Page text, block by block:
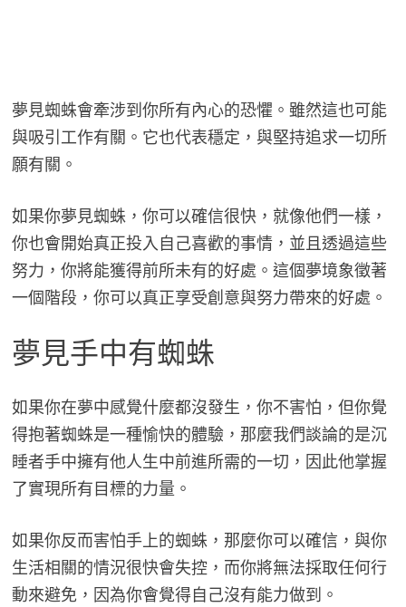
夢見蜘蛛會牽涉到你所有內心的恐懼。雖然這也可能
與吸引工作有關。它也代表穩定，與堅持追求一切所
願有關。
如果你夢見蜘蛛，你可以確信很快，就像他們一樣，
你也會開始真正投入自己喜歡的事情，並且透過這些
努力，你將能獲得前所未有的好處。這個夢境象徵著
一個階段，你可以真正享受創意與努力帶來的好處。
夢見手中有蜘蛛
如果你在夢中感覺什麼都沒發生，你不害怕，但你覺
得抱著蜘蛛是一種愉快的體驗，那麼我們談論的是沉
睡者手中擁有他人生中前進所需的一切，因此他掌握
了實現所有目標的力量。
如果你反而害怕手上的蜘蛛，那麼你可以確信，與你
生活相關的情況很快會失控，而你將無法採取任何行
動來避免，因為你會覺得自己沒有能力做到。